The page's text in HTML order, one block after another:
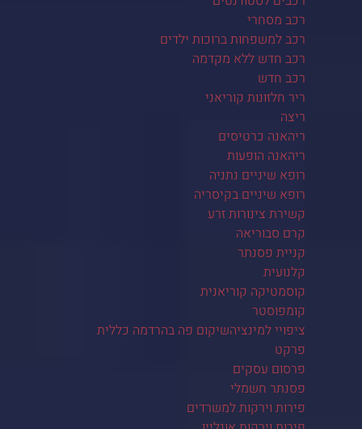
רכב מסחרי
רכב למשפחות ברוכות ילדים
רכב חדש ללא מקדמה
רכב חדש
ריר חלזונות קוריאני
ריצה
ריהאנה כרטיסים
ריהאנה הופעות
רופא שיניים נתניה
רופא שיניים בקיסריה
קשירת צינורות זרע
קרם סבוריאה
קניית פסנתר
קלנועית
קוסמטיקה קוריאנית
קומפוסטר
ציפויי למינציהשיקום פה בהרדמה כללית
פרקט
פרסום עסקים
פסנתר חשמלי
פירות וירקות למשרדים